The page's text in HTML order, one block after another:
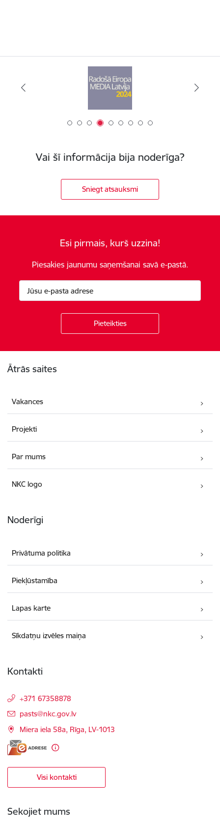
Vai šī informācija bija noderīga?
Sniegt atsauksmi
Esi pirmais, kurš uzzina!
Piesakies jaunumu saņemšanai savā e-pastā.
Ātrās saites
Vakances
Projekti
Par mums
NKC logo
Noderīgi
Privātuma politika
Piekļūstamība
Lapas karte
Sīkdatņu izvēles maiņa
Kontakti
+371 67358878
E-pasts:
pasts@nkc.gov.lv
Miera iela 58a, Rīga, LV-1013
Visi kontakti
Sekojiet mums